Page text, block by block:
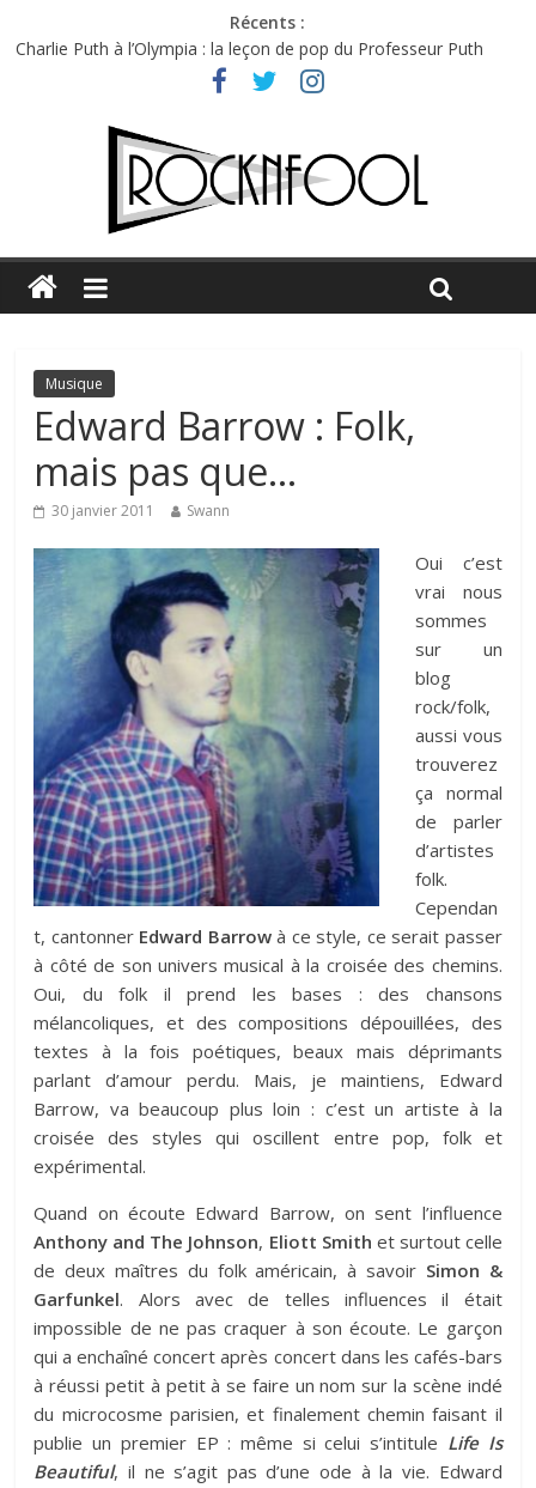
Récents :
Charlie Puth à l’Olympia : la leçon de pop du Professeur Puth
Festival Triptyque : un nouveau festival de musique indépendant
Hellfest 2026 vendredi : température et émotions en hausse
Hellfest 2026 jeudi : impossible de choisir entre chaleur et bonne
Première édition du Midgard Festival : entre bière, métal et
Musique
Edward Barrow : Folk,
mais pas que…
30 janvier 2011 Swann
Oui c’est
vrai nous
sommes
sur un
blog
rock/folk,
aussi vous
trouverez
ça normal
de parler
d’artistes
folk.
Cependan
t, cantonner Edward Barrowà ce style, ce serait passer
à côté de son univers musical à la croisée des chemins.
Oui, du folk il prend les bases : des chansons
mélancoliques, et des compositions dépouillées, des
textes à la fois poétiques, beaux mais déprimants
parlant d’amour perdu. Mais, je maintiens, Edward
Barrow, va beaucoup plus loin : c’est un artiste à la
croisée des styles qui oscillent entre pop, folk et
expérimental.
Quand on écoute Edward Barrow, on sent l’influence
Anthony and The Johnson, Eliott Smith et surtout celle
de deux maîtres du folk américain, à savoir Simon &
Garfunkel. Alors avec de telles influences il était
impossible de ne pas craquer à son écoute. Le garçon
qui a enchaîné concert après concert dans les cafés-bars
à réussi petit à petit à se faire un nom sur la scène indé
du microcosme parisien, et finalement chemin faisant il
publie un premier EP : même si celui s’intitule Life Is
Beautiful, il ne s’agit pas d’une ode à la vie. Edward